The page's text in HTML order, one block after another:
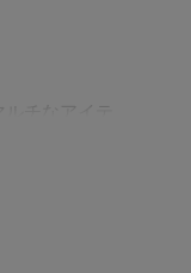
チなアイテ